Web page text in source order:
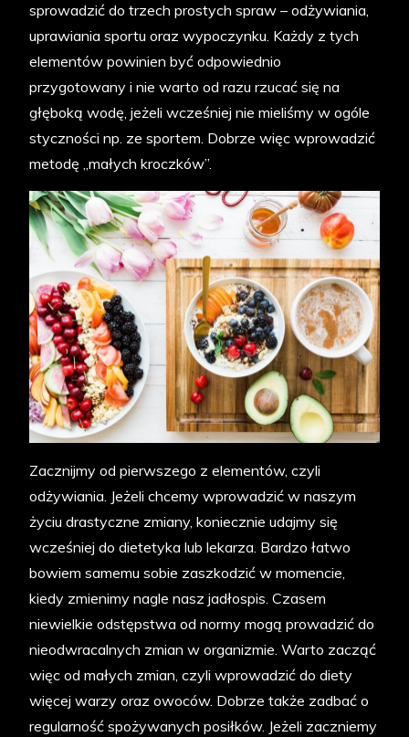
sprowadzić do trzech prostych spraw – odżywiania,
uprawiania sportu oraz wypoczynku. Każdy z tych
elementów powinien być odpowiednio
przygotowany i nie warto od razu rzucać się na
głęboką wodę, jeżeli wcześniej nie mieliśmy w ogóle
styczności np. ze sportem. Dobrze więc wprowadzić
metodę „małych kroczków”.
Zacznijmy od pierwszego z elementów, czyli
odżywiania. Jeżeli chcemy wprowadzić w naszym
życiu drastyczne zmiany, koniecznie udajmy się
wcześniej do dietetyka lub lekarza. Bardzo łatwo
bowiem samemu sobie zaszkodzić w momencie,
kiedy zmienimy nagle nasz jadłospis. Czasem
niewielkie odstępstwa od normy mogą prowadzić do
nieodwracalnych zmian w organizmie. Warto zacząć
więc od małych zmian, czyli wprowadzić do diety
więcej warzy oraz owoców. Dobrze także zadbać o
regularność spożywanych posiłków. Jeżeli zaczniemy